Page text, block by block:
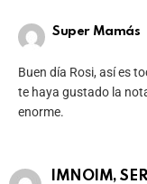
Super Mamás
Buen día Rosi, así es
te haya gustado la
enorme.
IMNOIM,